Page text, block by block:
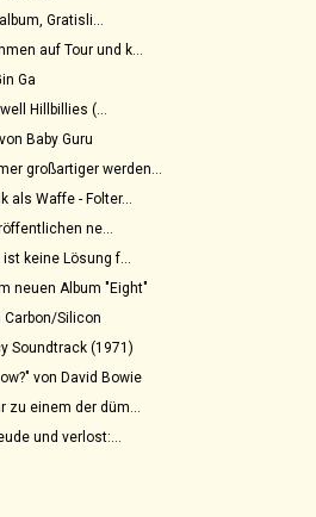
Gratisli...
auf Tour und k...
Ga
Hillbillies (...
Baby Guru
großartiger werden...
Waffe - Folter...
ne...
keine Lösung f...
neuen Album "Eight"
Carbon/Silicon
Soundtrack (1971)
von David Bowie
zu einem der düm...
und verlost:...